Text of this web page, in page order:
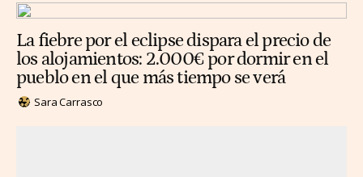
La fiebre por el eclipse dispara el precio de
los alojamientos: 2.000€ por dormir en el
pueblo en el que más tiempo se verá
Sara Carrasco